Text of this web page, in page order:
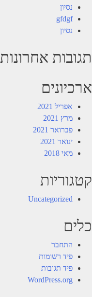
נסיון
gfdgf
נסיון
תגובות אחרונות
ארכיונים
אפריל 2021
מרץ 2021
פברואר 2021
ינואר 2021
מאי 2018
קטגוריות
Uncategorized
כלים
התחבר
פיד רשומות
פיד תגובות
WordPress.org